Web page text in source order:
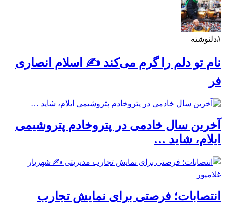
#دلنوشته
نام تو دلم را گرم می‌کند ✍️ اسلام انصاری
فر
آخرین سال خادمی در پتروخادم پتروشیمی
ایلام، شاید …
انتصابات؛ فرصتی برای نمایش تجارب